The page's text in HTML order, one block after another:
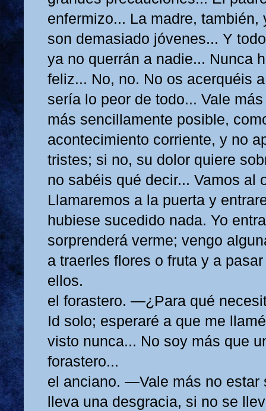
enfermizo... La madre, también,
son demasiado jóvenes... Y
ya no querrán a nadie... Nunca
feliz... No, no. No os acerquéis
sería lo peor de todo... Vale
más sencillamente posible,
acontecimiento corriente, y no
tristes; si no, su dolor quiere
no sabéis qué decir... Vamos al
Llamaremos a la puerta y
hubiese sucedido nada. Yo
sorprenderá verme; vengo
a traerles flores o fruta y a
ellos.
el forastero. —¿Para qué
Id solo; esperaré a que me
visto nunca... No soy más que
forastero...
el anciano. —Vale más no estar
lleva una desgracia, si no se